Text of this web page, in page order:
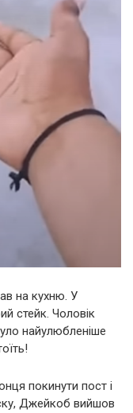
на кухню. У
стейк. Чоловік
найулюбленіше
покинути пост і
Джейкоб вийшов